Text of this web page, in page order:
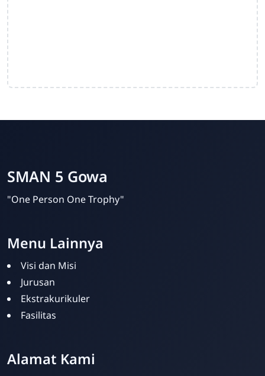
SMAN 5 Gowa
"One Person One Trophy"
Menu Lainnya
Visi dan Misi
Jurusan
Ekstrakurikuler
Fasilitas
Alamat Kami